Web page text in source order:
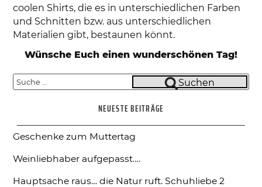
coolen Shirts, die es in unterschiedlichen Farben
und Schnitten bzw. aus unterschiedlichen
Materialien gibt, bestaunen könnt.
Wünsche Euch einen wunderschönen Tag!
Suche
Suchen
NEUESTE BEITRÄGE
Geschenke zum Muttertag
Weinliebhaber aufgepasst….
Hauptsache raus… die Natur ruft. Schuhliebe 2